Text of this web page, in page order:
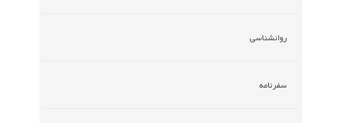
روانشناسی
سفرنامه